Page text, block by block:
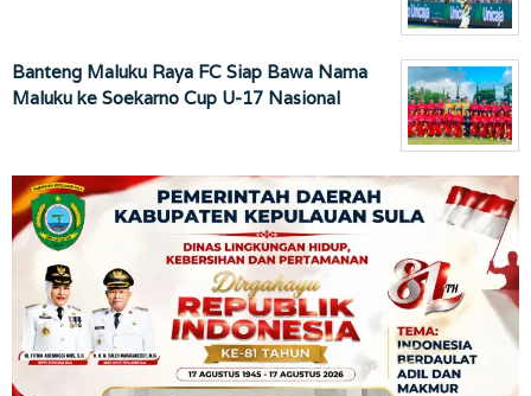
Banteng Maluku Raya FC Siap Bawa Nama
Maluku ke Soekarno Cup U-17 Nasional